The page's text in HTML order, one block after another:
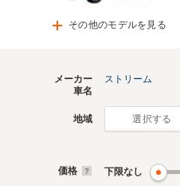
その他のモデルを見る
生産モデル
ストリームのカタロ
メーカー
車名
ストリーム
地域 選択する
価格 下限なし